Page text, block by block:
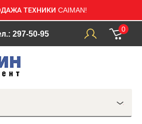
ТЕХНИКИ CAIMAN!
297-50-95
0